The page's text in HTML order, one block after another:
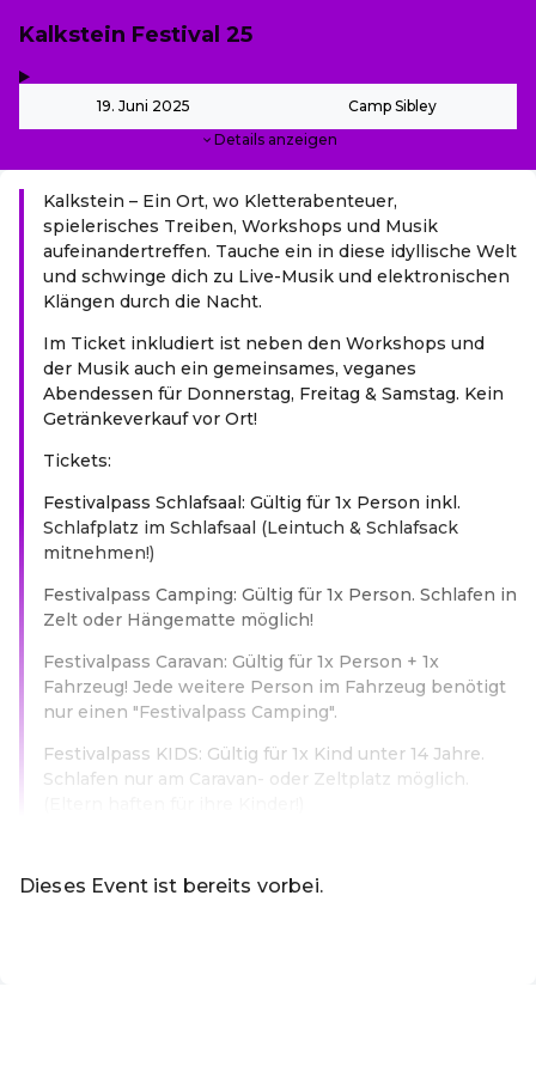
Kalkstein Festival 25
19. Juni 2025 Camp Sibley
Details anzeigen
Kalkstein – Ein Ort, wo Kletterabenteuer,
spielerisches Treiben, Workshops und Musik
aufeinandertreffen. Tauche ein in diese idyllische Welt
und schwinge dich zu Live-Musik und elektronischen
Klängen durch die Nacht.
Im Ticket inkludiert ist neben den Workshops und
der Musik auch ein gemeinsames, veganes
Abendessen für Donnerstag, Freitag & Samstag. Kein
Getränkeverkauf vor Ort!
Tickets:
Festivalpass Schlafsaal: Gültig für 1x Person inkl.
Schlafplatz im Schlafsaal (Leintuch & Schlafsack
mitnehmen!)
Festivalpass Camping: Gültig für 1x Person. Schlafen in
Zelt oder Hängematte möglich!
Festivalpass Caravan: Gültig für 1x Person + 1x
Fahrzeug! Jede weitere Person im Fahrzeug benötigt
nur einen "Festivalpass Camping".
Festivalpass KIDS: Gültig für 1x Kind unter 14 Jahre.
Schlafen nur am Caravan- oder Zeltplatz möglich.
Dieses Event ist bereits vorbei.